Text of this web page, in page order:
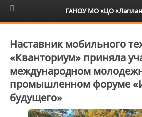
6+
Наставник мобильного
«Кванториум» приняла
международном
промышленном форуме
будущего»
ГАНОУ МО «ЦО